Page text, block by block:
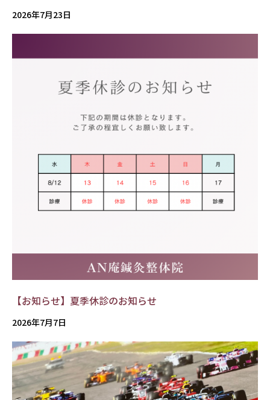
2026年7月23日
【お知らせ】夏季休診のお知らせ
2026年7月7日